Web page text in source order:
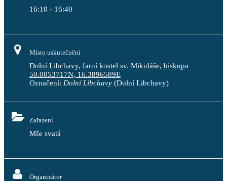
16:10 - 16:40
Místo uskutečnění
Dolní Libchavy, farní kostel sv. Mikuláše, biskupa
50.0053717N, 16.3896589E
Označení: Dolní Libchavy (Dolní Libchavy)
Zařazení
Mše svatá
Organizátor